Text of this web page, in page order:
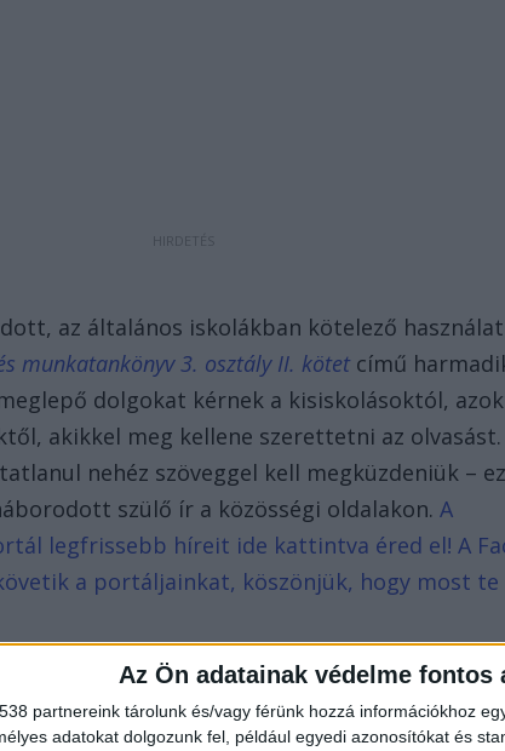
Az Ön adatainak védelme fontos
partnereink tárolunk és/vagy férünk hozzá információkhoz
adatokat dolgozunk fel, például egyedi azonosítókat és
az általános iskolákban kötelező
munkatankönyv 3. osztály II. kötet című
dolgokat kérnek a kisiskolásoktól,
akikkel meg kellene szerettetni az olvasást.
nehéz szöveggel kell megküzdeniük –
szülő ír a közösségi oldalakon.A
legfrissebb híreit ide kattintva éred el! A
a portáljainkat, köszönjük, hogy most